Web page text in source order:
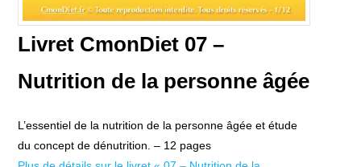
Livret CmonDiet 07 –
Nutrition de la personne âgée
L’essentiel de la nutrition de la personne âgée et étude
du concept de dénutrition. – 12 pages